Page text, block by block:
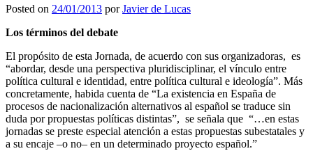
Posted on 24/01/2013 porJavier de Lucas
Los términos del debate
El propósito de esta Jornada, de acuerdo con sus organizadoras, es
“abordar, desde una perspectiva pluridisciplinar, el vínculo entre
política cultural e identidad, entre política cultural e ideología”. Más
concretamente, habida cuenta de “La existencia en España de
procesos de nacionalización alternativos al español se traduce sin
duda por propuestas políticas distintas”, se señala que “…en estas
jornadas se preste especial atención a estas propuestas subestatales y
a su encaje –o no– en un determinado proyecto español.”